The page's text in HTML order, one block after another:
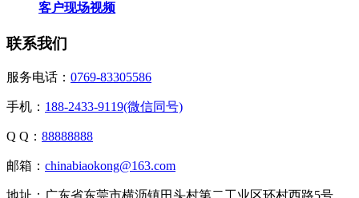
客户现场视频
联系我们
服务电话： 0769-83305586
手机： 188-2433-9119(微信同号)
Q Q： 88888888
邮箱： chinabiaokong@163.com
地址：广东省东莞市横沥镇田头村第二工业区环村西路5号